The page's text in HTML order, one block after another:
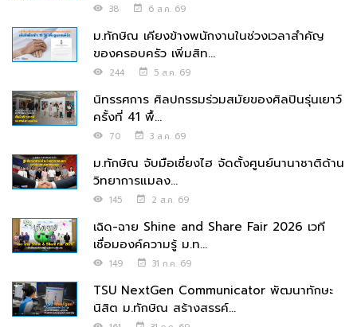
38 6 ส.ค. 69
ม.ทักษิณ เคียงข้างพนักงานในช่วงเวลาสำคัญ
ของครอบครัว เพิ่มสิท...
244 5 ส.ค. 69
นิทรรศการ ศิลปกรรมร่วมสมัยของศิลปินรุ่นเยาว์
ครั้งที่ 41 พื้...
70 3 ส.ค. 69
ม.ทักษิณ จับมือเซี่ยงไฮ จัดตั้งศูนย์นานาชาติด้าน
วิทยาการแมลง...
145 2 ส.ค. 69
เฉิด-ฉาย Shine and Share Fair 2026 เวที
เชื่อมองค์ความรู้ ม.ท...
149 31 ก.ค. 69
TSU NextGen Communicator พัฒนาทักษะ
นิสิต ม.ทักษิณ สร้างสรรค์...